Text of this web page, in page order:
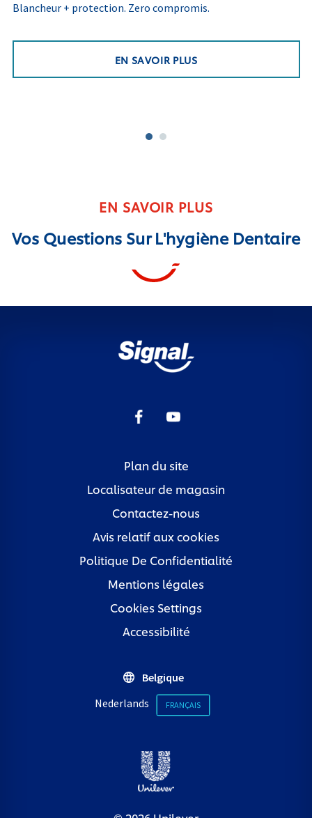
Blancheur + protection. Zero compromis.
EN SAVOIR PLUS
EN SAVOIR PLUS
Vos Questions Sur L'hygiène Dentaire
Plan du site
Localisateur de magasin
Contactez-nous
Avis relatif aux cookies
Politique De Confidentialité
Paramètres des cookies
Mentions légales
Cookies Settings
Belgique